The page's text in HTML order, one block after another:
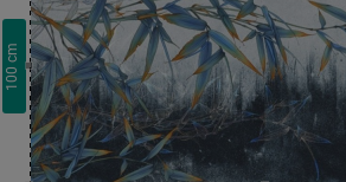
100
cm